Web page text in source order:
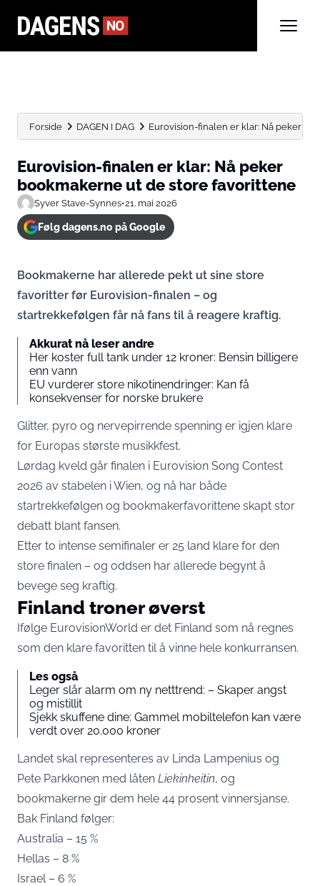
Forside DAGEN I DAG Eurovision-finalen er klar: Nå peker
Eurovision-finalen er klar: Nå peker
bookmakerne ut de store favorittene
Syver Stave-Synnes•21. mai 2026
Følg dagens.no på Google
Bookmakerne har allerede pekt ut sine store
favoritter før Eurovision-finalen – og
startrekkefølgen får nå fans til å reagere kraftig.
Akkurat nå leser andre
Her koster full tank under 12 kroner: Bensin billigere
enn vann
EU vurderer store nikotinendringer: Kan få
konsekvenser for norske brukere
Glitter, pyro og nervepirrende spenning er igjen klare
for Europas største musikkfest.
Lørdag kveld går finalen i Eurovision Song Contest
2026 av stabelen i Wien, og nå har både
startrekkefølgen og bookmakerfavorittene skapt stor
debatt blant fansen.
Etter to intense semifinaler er 25 land klare for den
store finalen – og oddsen har allerede begynt å
bevege seg kraftig.
Finland troner øverst
Ifølge EurovisionWorld er det Finland som nå regnes
som den klare favoritten til å vinne hele konkurransen.
Les også
Leger slår alarm om ny netttrend: – Skaper angst
og mistillit
Sjekk skuffene dine: Gammel mobiltelefon kan være
verdt over 20.000 kroner
Landet skal representeres av Linda Lampenius og
Pete Parkkonen med låten Liekinheitin, og
bookmakerne gir dem hele 44 prosent vinnersjanse.
Bak Finland følger:
Australia – 15 %
Hellas – 8 %
Israel – 6 %